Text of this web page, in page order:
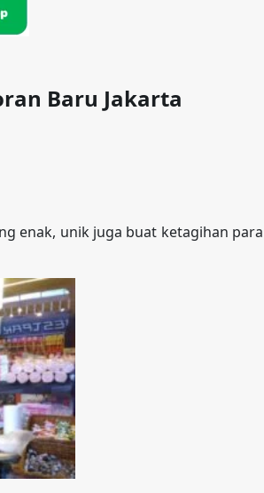
Baru Jakarta
enak, unik juga buat ketagihan para